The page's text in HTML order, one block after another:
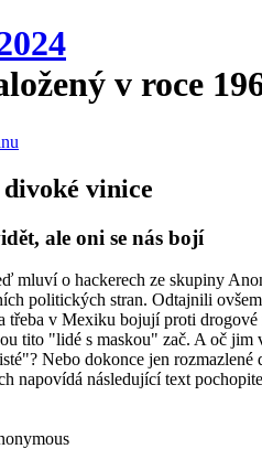
v roce
vinice
ale oni se nás bojí
mluví o hackerech ze skupiny
politických stran. Odtajnili
třeba v Mexiku bojují proti
tito "lidé s maskou" zač. A oč
Nebo dokonce jen
napovídá následující text